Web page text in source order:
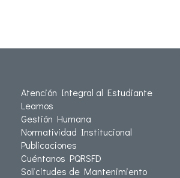
Atención Integral al Estudiante
Leamos
Gestión Humana
Normatividad Institucional
Publicaciones
Cuéntanos PQRSFD
Solicitudes de Mantenimiento